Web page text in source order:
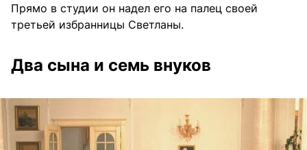
Прямо в студии он надел его на палец своей
третьей избранницы Светланы.
Два сына и семь внуков